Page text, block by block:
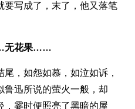
要写成了，末了，他又落笔
无花果……
，如怨如慕，如泣如诉，
鲁迅所说的萤火一般，却
，霎时便照亮了黑暗的屋